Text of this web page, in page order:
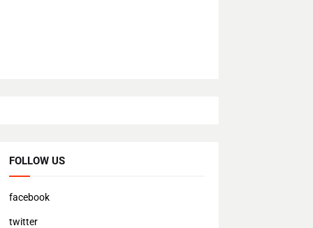
FOLLOW US
facebook
twitter